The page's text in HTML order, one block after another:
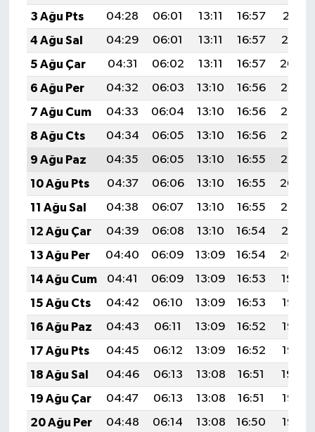
3 Ağu Pts
04:28 06:01 13:11 16:57
20:11
4 Ağu Sal
04:29 06:01 13:11 16:57
20:10
5 Ağu Çar
04:31 06:02 13:11 16:57
20:09
6 Ağu Per
04:32 06:03 13:10 16:56
20:08
7 Ağu Cum
04:33 06:04 13:10 16:56
20:07
8 Ağu Cts
04:34 06:05 13:10 16:56
20:06
9 Ağu Paz
04:35 06:05 13:10 16:55
20:05
10 Ağu Pts
04:37 06:06 13:10 16:55
20:04
11 Ağu Sal
04:38 06:07 13:10 16:55
20:03
12 Ağu Çar
04:39 06:08 13:10 16:54
20:01
13 Ağu Per
04:40 06:09 13:09 16:54
20:00
14 Ağu Cum
04:41 06:09 13:09 16:53
19:59
15 Ağu Cts
04:42 06:10 13:09 16:53
19:58
16 Ağu Paz
04:43 06:11 13:09 16:52
19:57
17 Ağu Pts
04:45 06:12 13:09 16:52
19:56
18 Ağu Sal
04:46 06:13 13:08 16:51
19:54
19 Ağu Çar
04:47 06:13 13:08 16:51
19:53
20 Ağu Per
04:48 06:14 13:08 16:50
19:52